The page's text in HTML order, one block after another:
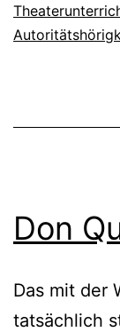
Don
Das mit der
tatsächlich